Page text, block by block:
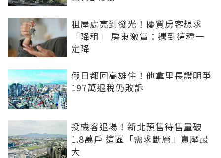
租屋處亮到發光！優質房客想求
「降租」 房東激賞：遇到這種一
定降
假日都回高雄住！他拿里長證明爭
197萬退稅仍敗訴
投機客退場！新北預售待售量破
1.8萬戶 這區「需求斷層」賣壓最
大